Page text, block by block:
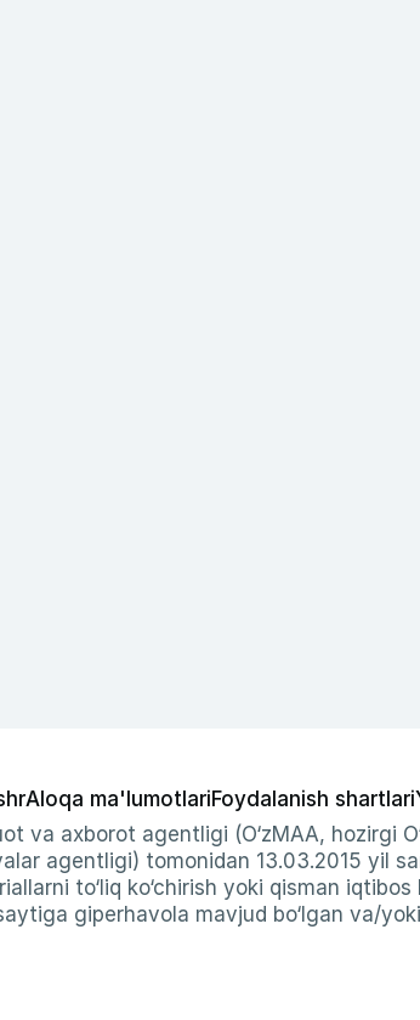
Aloqa ma'lumotlariFoydalanish shartlari
va axborot agentligi (O‘zMAA, hozirgi
agentligi) tomonidan 13.03.2015 yil
to‘liq ko‘chirish yoki qisman
giperhavola mavjud bo‘lgan va/